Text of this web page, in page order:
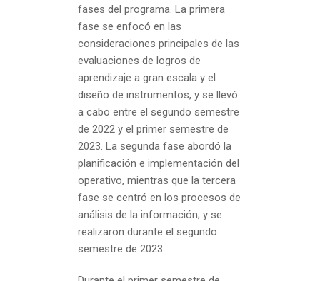
fases del programa. La primera
fase se enfocó en las
consideraciones principales de las
evaluaciones de logros de
aprendizaje a gran escala y el
diseño de instrumentos, y se llevó
a cabo entre el segundo semestre
de 2022 y el primer semestre de
2023. La segunda fase abordó la
planificación e implementación del
operativo, mientras que la tercera
fase se centró en los procesos de
análisis de la información; y se
realizaron durante el segundo
semestre de 2023.